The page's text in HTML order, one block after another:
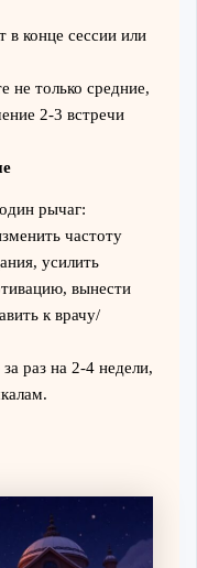
в конце сессии или
не только средние,
2-3 встречи
рычаг:
частоту
усилить
вынести
к врачу/
раз на 2-4 недели,